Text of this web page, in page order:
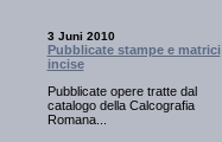
3 Juni 2010
Pubblicate stampe e matrici
incise
Pubblicate opere tratte dal
catalogo della Calcografia
Romana...